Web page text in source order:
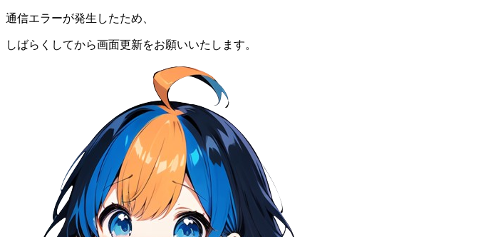
通信エラーが発生したため、
しばらくしてから画面更新をお願いいたします。